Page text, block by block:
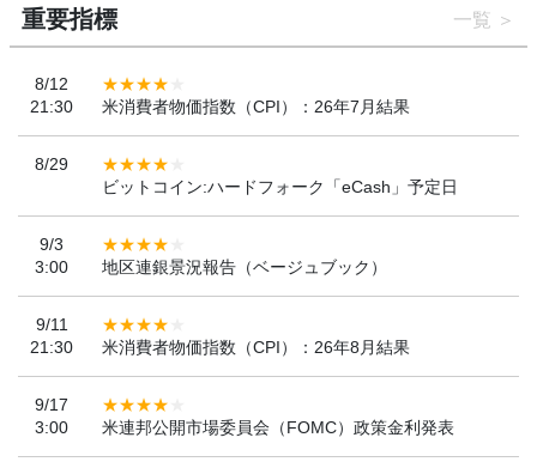
重要指標 一覧
8/12
21:30
米消費者物価指数（CPI）：26年7月結果
8/29
ビットコイン:ハードフォーク「eCash」予定日
9/3
3:00
地区連銀景況報告（ベージュブック）
9/11
21:30
米消費者物価指数（CPI）：26年8月結果
9/17
3:00
米連邦公開市場委員会（FOMC）政策金利発表